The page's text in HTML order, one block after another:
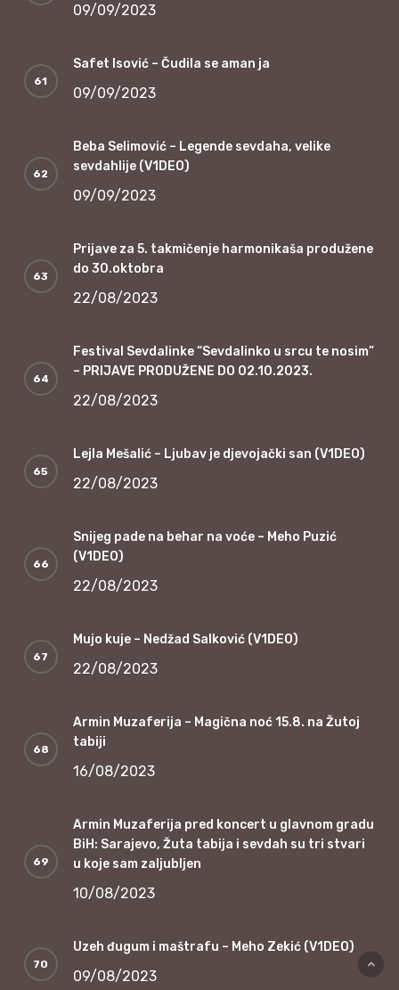
09/09/2023
Safet Isović – Čudila se aman ja
09/09/2023
Beba Selimović – Legende sevdaha, velike
sevdahlije (V1DEO)
09/09/2023
Prijave za 5. takmičenje harmonikaša produžene
do 30.oktobra
22/08/2023
Festival Sevdalinke “Sevdalinko u srcu te nosim”
– PRIJAVE PRODUŽENE DO 02.10.2023.
22/08/2023
Lejla Mešalić – Ljubav je djevojački san (V1DEO)
22/08/2023
Snijeg pade na behar na voće – Meho Puzić
(V1DEO)
22/08/2023
Mujo kuje – Nedžad Salković (V1DEO)
22/08/2023
Armin Muzaferija – Magična noć 15.8. na Žutoj
tabiji
16/08/2023
Armin Muzaferija pred koncert u glavnom gradu
BiH: Sarajevo, Žuta tabija i sevdah su tri stvari
u koje sam zaljubljen
10/08/2023
Uzeh đugum i maštrafu – Meho Zekić (V1DEO)
09/08/2023